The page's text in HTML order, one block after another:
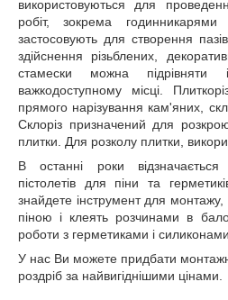
використовуються для
робіт, зокрема
застосовують для створення
здійснення різьблених,
стамески можна
важкодоступному місці.
прямого нарізування кам'яних,
Склоріз призначений для
плитки. Для розколу плитки,
В останні роки відзначається
пістолетів для піни та
знайдете інструмент для
піною і клеять розчинами в
роботи з герметиками і
У нас Ви можете придбати
роздріб за найвигіднішими цінами.